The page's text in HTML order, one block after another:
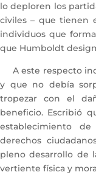
lo deploren los
civiles – que tienen
individuos que
que Humboldt
A este respecto
y que no debía
tropezar con el
beneficio. Escribió
establecimiento
derechos
pleno desarrollo de
vertiente física y